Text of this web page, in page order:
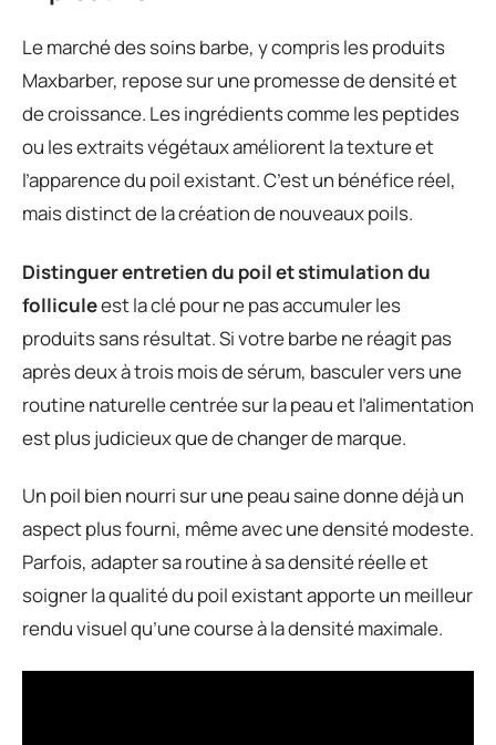
Le marché des soins barbe, y compris les produits
Maxbarber, repose sur une promesse de densité et
de croissance. Les ingrédients comme les peptides
ou les extraits végétaux améliorent la texture et
l’apparence du poil existant. C’est un bénéfice réel,
mais distinct de la création de nouveaux poils.
Distinguer entretien du poil et stimulation du
folliculeest la clé pour ne pas accumuler les
produits sans résultat. Si votre barbe ne réagit pas
après deux à trois mois de sérum, basculer vers une
routine naturelle centrée sur la peau et l’alimentation
est plus judicieux que de changer de marque.
Un poil bien nourri sur une peau saine donne déjà un
aspect plus fourni, même avec une densité modeste.
Parfois, adapter sa routine à sa densité réelle et
soigner la qualité du poil existant apporte un meilleur
rendu visuel qu’une course à la densité maximale.